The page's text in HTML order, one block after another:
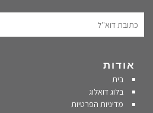
אודות
בית
בלוג דואלוג
מדיניות הפרטיות